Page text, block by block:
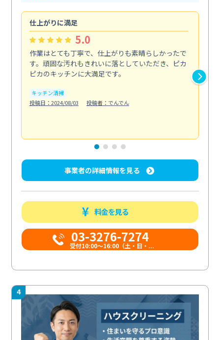
仕上がりに満足
5.0
作業はとても丁寧で、仕上がりも素晴らしかったで
す。頑固な汚れもきれいに落としていただき、ピカ
ピカのキッチンに大満足です。
キッチン清掃
投稿日：2024/08/03
投稿者：でんでん
事業者の詳細情報を見る
料金を見る
03-3276-7274
受付10:00〜16:00（土・日・...
4